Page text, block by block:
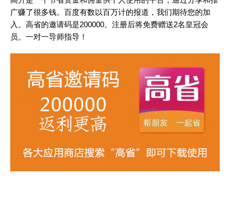
广赚了很多钱。百度有数以百万计的报道，我们期待您的加
入。高省的邀请码是200000。注册后将免费赠送2名皇冠会
员。一对一导师指导！